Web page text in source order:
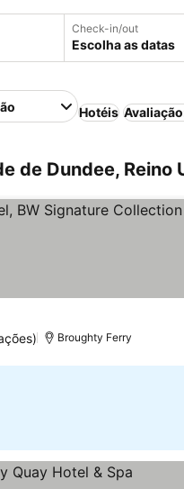
Check-in/out
Escolha as datas
Hotéis
de Dundee, Reino
Broughty Ferry